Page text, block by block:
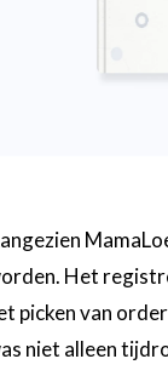
Het
picken van
niet alleen